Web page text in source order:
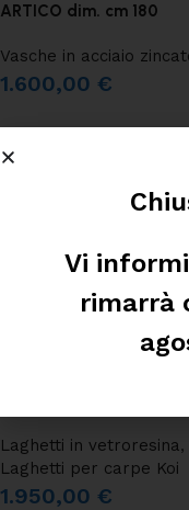
ARTICO dim. cm 180
Vasche in acciaio
1.600,00 €
Laghetti in vetroresina,
Laghetti per carpe Koi
1.950,00 €
Vi
rimarrà